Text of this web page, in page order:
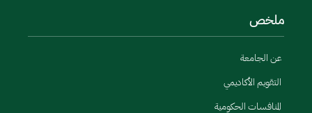
ملخص
عن الجامعة
التقويم الأكاديمي
المنافسات الحكومية